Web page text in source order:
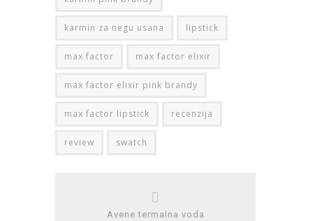
karmin za negu usana lipstick
max factor max factor elixir
max factor elixir pink brandy
max factor lipstick recenzija
review swatch
Avene termalna voda